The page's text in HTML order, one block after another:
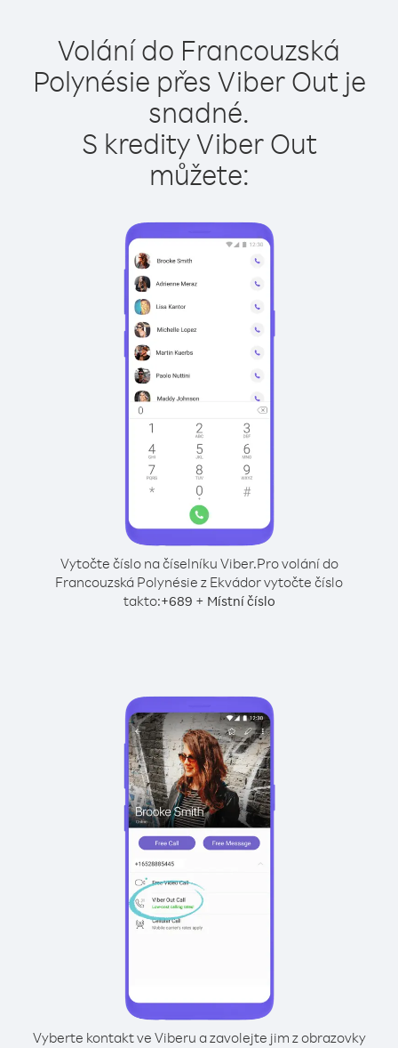
Volání do Francouzská
Polynésie přes Viber Out je
snadné.
S kredity Viber Out
můžete:
Vytočte číslo na číselníku Viber.Pro volání do
Francouzská Polynésie z Ekvádor vytočte číslo
takto:+689 + Místní číslo
Vyberte kontakt ve Viberu a zavolejte jim z obrazovky